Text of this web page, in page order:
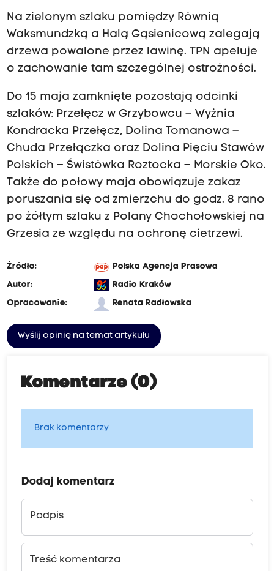
Na zielonym szlaku pomiędzy Równią
Waksmundzką a Halą Gąsienicową zalegają
drzewa powalone przez lawinę. TPN apeluje
o zachowanie tam szczególnej ostrożności.
Do 15 maja zamknięte pozostają odcinki
szlaków: Przełęcz w Grzybowcu – Wyżnia
Kondracka Przełęcz, Dolina Tomanowa –
Chuda Przełączka oraz Dolina Pięciu Stawów
Polskich – Świstówka Roztocka – Morskie Oko.
Także do połowy maja obowiązuje zakaz
poruszania się od zmierzchu do godz. 8 rano
po żółtym szlaku z Polany Chochołowskiej na
Grzesia ze względu na ochronę cietrzewi.
Źródło:
Polska Agencja Prasowa
Autor:
Radio Kraków
Opracowanie:
Renata Radłowska
Wyślij opinię na temat artykułu
Komentarze (0)
Brak komentarzy
Dodaj komentarz
Podpis
Treść komentarza